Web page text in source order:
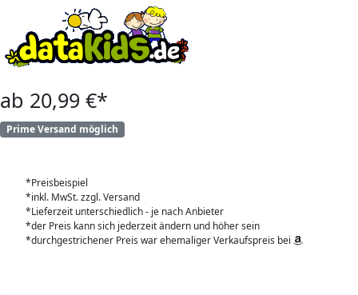
ab 20,99 €*
Prime Versand möglich
*Preisbeispiel
*inkl. MwSt. zzgl. Versand
*Lieferzeit unterschiedlich - je nach Anbieter
*der Preis kann sich jederzeit ändern und höher sein
*durchgestrichener Preis war ehemaliger Verkaufspreis bei